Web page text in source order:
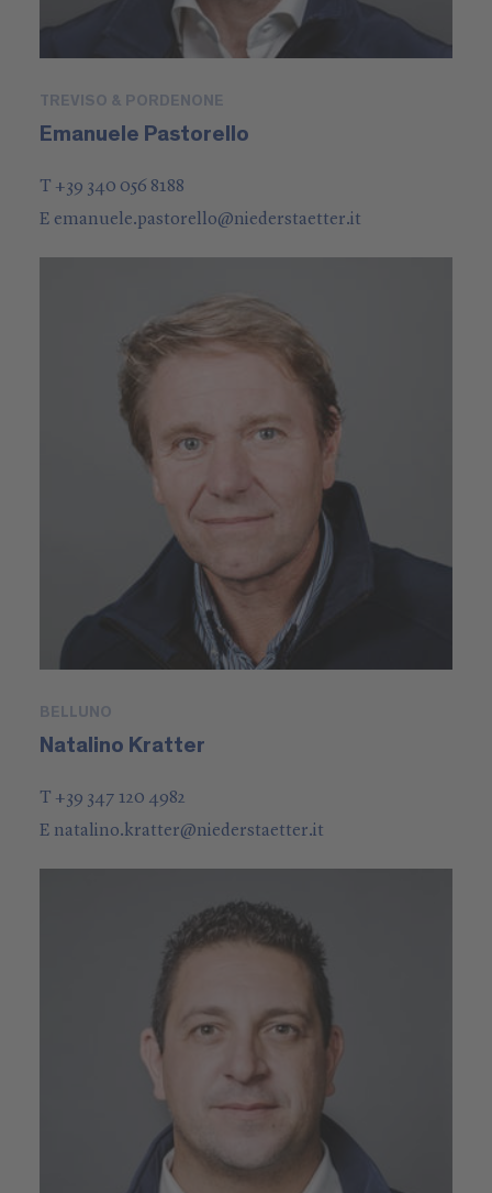
TREVISO & PORDENONE
Emanuele Pastorello
T +39 340 056 8188
E emanuele.pastorello@niederstaetter.it
BELLUNO
Natalino Kratter
T +39 347 120 4982
E natalino.kratter@niederstaetter.it